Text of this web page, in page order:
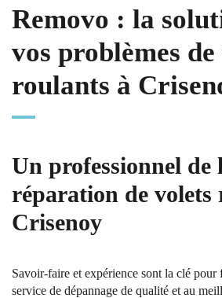
Removo : la
vos problèmes
roulants à
Un professionnel de
réparation de volets
Crisenoy
Savoir-faire et expérience sont la clé
service de dépannage de qualité et au